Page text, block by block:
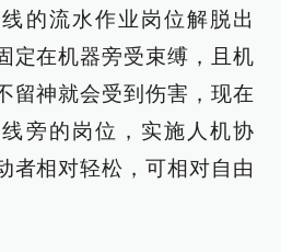
的流水作业岗位解脱出
定在机器旁受束缚，且机
留神就会受到伤害，现在
旁的岗位，实施人机协
者相对轻松，可相对自由